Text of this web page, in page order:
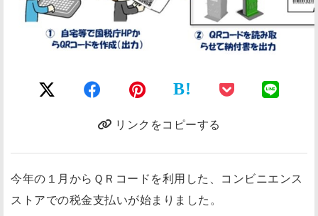
B!
リンクをコピーする
今年の１月からＱＲコードを利用した、コンビニエンス
ストアでの税金支払いが始まりました。